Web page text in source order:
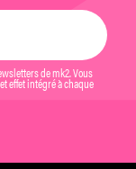
de mk2. Vous
effet intégré à chaque